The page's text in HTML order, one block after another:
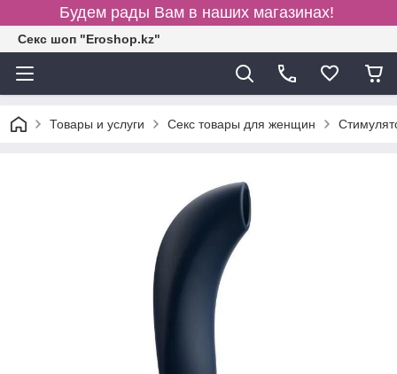
Будем рады Вам в наших магазинах!
Секс шоп "Eroshop.kz"
Товары и услуги Секс товары для женщин